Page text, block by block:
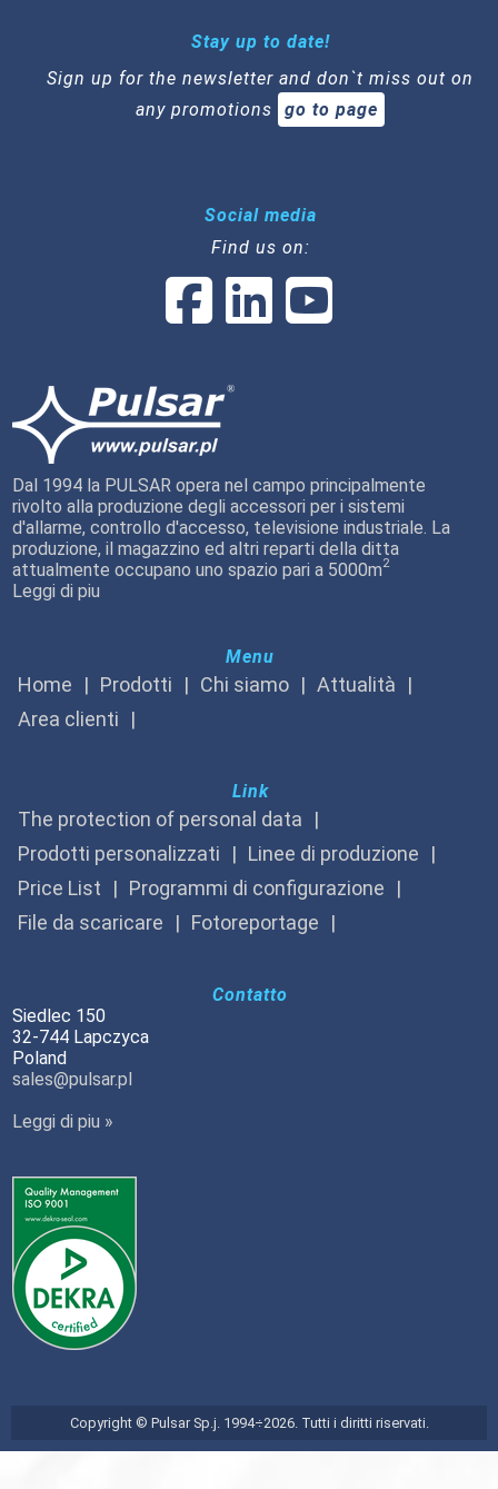
Stay up to date!
Sign up for the newsletter and don`t miss out on
any promotions
go to page
Social media
Find us on:
Dal 1994 la PULSAR opera nel campo principalmente
rivolto alla produzione degli accessori per i sistemi
d'allarme, controllo d'accesso, televisione industriale. La
produzione, il magazzino ed altri reparti della ditta
attualmente occupano uno spazio pari a 5000m2
Leggi di piu
Menu
Home Prodotti Chi siamo
Attualità
Area clienti
Link
The protection of personal data
Prodotti personalizzati
Linee di produzione
Price List
Programmi di configurazione
File da scaricare
Fotoreportage
Contatto
Siedlec 150
32-744 Lapczyca
Poland
sales@pulsar.pl
Leggi di piu »
Copyright © Pulsar Sp.j. 1994÷2026. Tutti i diritti riservati.